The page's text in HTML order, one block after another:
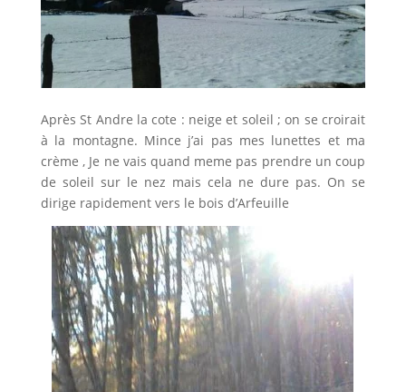
Après St Andre la cote : neige et soleil ; on se croirait
à la montagne. Mince j’ai pas mes lunettes et ma
crème , Je ne vais quand meme pas prendre un coup
de soleil sur le nez mais cela ne dure pas. On se
dirige rapidement vers le bois d’Arfeuille